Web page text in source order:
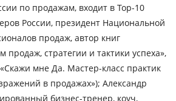
по продажам, входит в Тор-10
России, президент Национальной
продаж, автор книг
продаж, стратегии и тактики успеха»,
мне Да. Мастер-класс практик
в продажах»); Александр
бизнес-тренер, коуч,